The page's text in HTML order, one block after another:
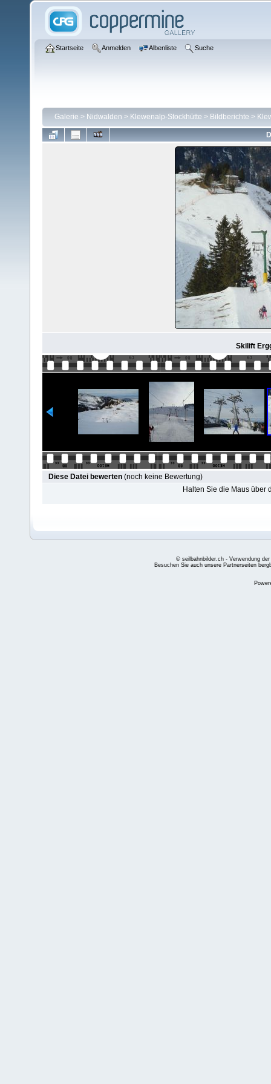
Startseite Anmelden Albenliste Suche
Galerie > Nidwalden > Klewenalp-Stockhütte > Bildberichte >
Skilift
Diese Datei bewerten (noch keine Bewertung)
Halten Sie die Maus über
© seilbahnbilder.ch - Verwendung
Besuchen Sie auch unsere Partnerseiten